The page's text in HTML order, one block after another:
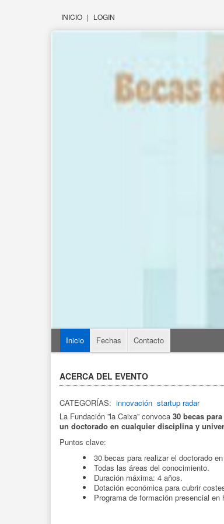
INICIO | LOGIN
Inicio Fechas Contacto
ACERCA DEL EVENTO
CATEGORÍAS: innovación startup radar
La Fundación ”la Caixa” convoca 30 becas
un doctorado en cualquier disciplina y
Puntos clave:
30 becas para realizar el doctorado
Todas las áreas del conocimiento.
Duración máxima: 4 años.
Dotación económica para cubrir
Programa de formación presencial